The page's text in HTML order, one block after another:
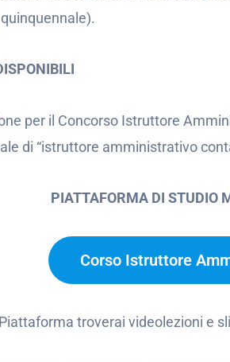
per il Concorso Istruttore
di “istruttore amministrativo
PIATTAFORMA DI STUDIO
Corso Istruttore
troverai videolezioni e